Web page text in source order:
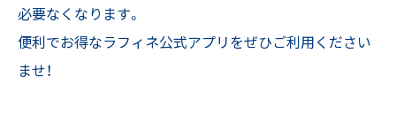
必要なくなります。
便利でお得なラフィネ公式アプリをぜひご利用ください
ませ！